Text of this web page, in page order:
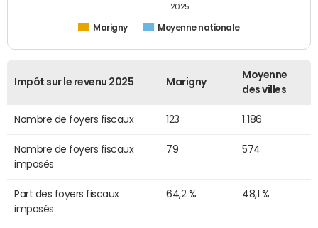
Marigny Moyenne nationale
2025
Impôt sur le revenu 2025 Marigny
Moyenne
des villes
Nombre de foyers fiscaux 123 1 186
Nombre de foyers fiscaux
imposés
79 574
Part des foyers fiscaux
imposés
64,2 % 48,1 %